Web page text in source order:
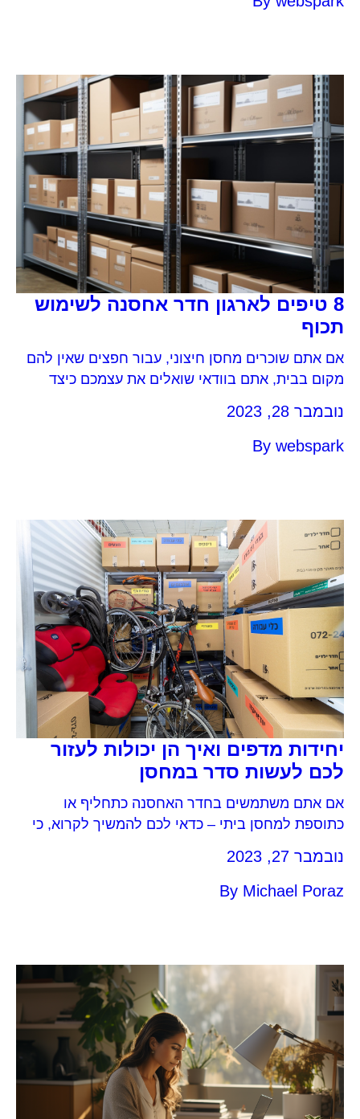
8 טיפים לארגון חדר אחסנה לשימוש
תכוף
אם אתם שוכרים מחסן חיצוני, עבור חפצים שאין להם
מקום בבית, אתם בוודאי שואלים את עצמכם כיצד
שלא לבזבז זמן יקר ולהשקיע מאמץ מיותר. עם הטיפים
האלה יהיה לכם פשוט וקל יותר לקבל את חדר
נובמבר 28, 2023
By webspark
יחידות מדפים ואיך הן יכולות לעזור
לכם לעשות סדר במחסן
אם אתם משתמשים בחדר האחסנה כתחליף או
כתוספת למחסן ביתי – כדאי לכם להמשיך לקרוא, כי
שכולל בתוכו יחידות מדפים, שיעזרו לכם לעשות
במחסן, או להוסיף יחידות כאלה למחסן הקיים שלכם.
נובמבר 27, 2023
By Michael Poraz